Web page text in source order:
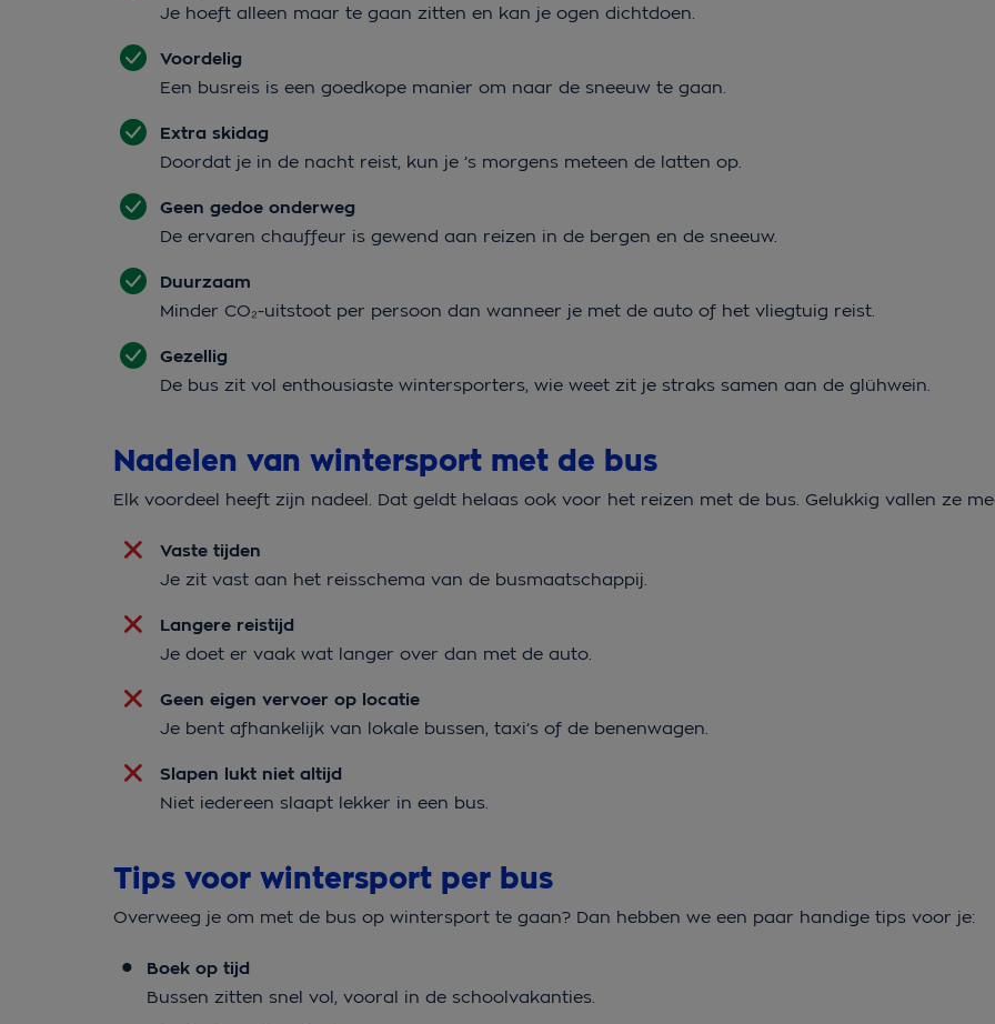
Je hoeft alleen maar te gaan zitten en kan je ogen dichtdoen.
Voordelig
Een busreis is een goedkope manier om naar de sneeuw te gaan.
Extra skidag
Doordat je in de nacht reist, kun je ’s morgens meteen de latten op.
Geen gedoe onderweg
De ervaren chauffeur is gewend aan reizen in de bergen en de sneeuw.
Duurzaam
Minder CO₂-uitstoot per persoon dan wanneer je met de auto of het vliegtuig reist.
Gezellig
De bus zit vol enthousiaste wintersporters, wie weet zit je straks samen aan de glühwein.
Nadelen van wintersport met de bus
Elk voordeel heeft zijn nadeel. Dat geldt helaas ook voor het reizen met de bus. Gelukkig vallen ze
Vaste tijden
Je zit vast aan het reisschema van de busmaatschappij.
Langere reistijd
Je doet er vaak wat langer over dan met de auto.
Geen eigen vervoer op locatie
Je bent afhankelijk van lokale bussen, taxi’s of de benenwagen.
Slapen lukt niet altijd
Niet iedereen slaapt lekker in een bus.
Tips voor wintersport per bus
Overweeg je om met de bus op wintersport te gaan? Dan hebben we een paar handige tips voor je:
Boek op tijd
Bussen zitten snel vol, vooral in de schoolvakanties.